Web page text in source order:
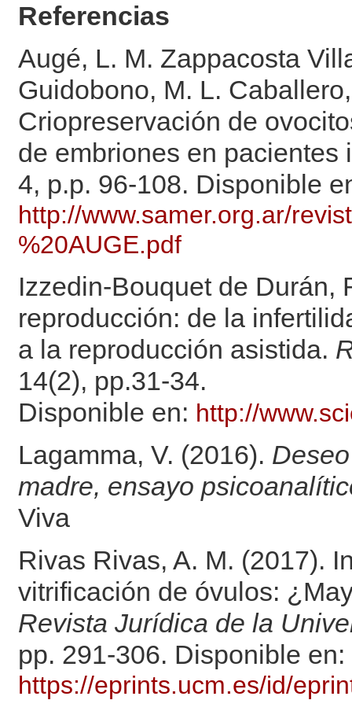
Referencias
Augé, L. M. Zappacosta
Guidobono, M. L.
Criopreservación de
de embriones en pacientes
4, p.p. 96-108. Disponible
http://www.samer.org.ar/
%20AUGE.pdf
Izzedin-Bouquet de Durán,
reproducción: de la
a la reproducción asistida.
14(2), pp.31-34.
Disponible en: http://
Lagamma, V. (2016).
madre, ensayo
Viva
Rivas Rivas, A. M. (2017).
vitrificación de óvulos:
Revista Jurídica de la
pp. 291-306. Disponible en:
https://eprints.ucm.es/id/